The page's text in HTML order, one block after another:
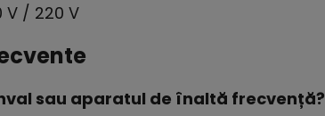
V / 220 V
sau aparatul de înaltă frecvență?